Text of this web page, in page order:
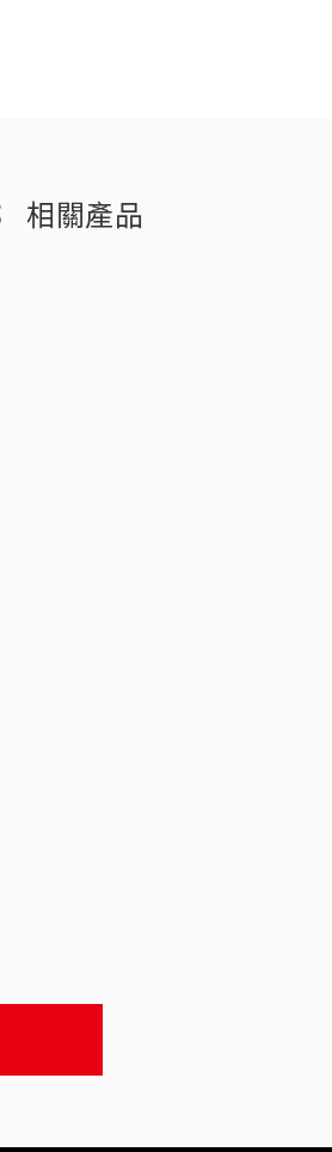
相關產品